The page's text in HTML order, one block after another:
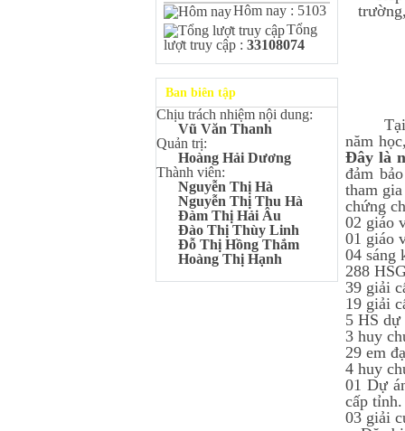
quốc Kỳ thi Toán Quốc tế
Kangaroo – IKMC 2020
Bùi Quang Minh - Lớp 9A3
Giải Ba kỳ thi chọn HSG cấp
tỉnh môn Toán.
Đinh Anh Thư - Lớp 9A3
Giải Nhì kỳ thi chọn HSG cấp
tỉnh môn Sinh học.
Chu Quang Lượng - Lớp
9A3
Giải Ba kỳ thi chọn HSG cấp
tỉnh môn Toán.
Lê Minh Chiến- Lớp 9A3
Giải Ba kỳ thi chọn HSG cấp
tỉnh môn Sinh học.
Giải Ba kỳ thi chọn HSG cấp
Hôm nay : 5103
Tổng
lượt truy cập : 33108074
Ban biên tập
Chịu trách nhiệm nội dung:
Vũ Văn Thanh
Quản trị:
Hoàng Hải Dương
Thành viên:
Nguyễn Thị Hà
Nguyễn Thị Thu Hà
Đàm Thị Hải Âu
Đào Thị Thùy Linh
Đỗ Thị Hồng Thắm
Hoàng Thị Hạnh
Tại
năm
Đây là
đảm
tham
chứng
02 giáo
01 giáo
04 sáng
288
39 giải
19 giải
5 HS
3 huy
29 em
4 huy
01 Dự
cấp tỉnh.
03 giải